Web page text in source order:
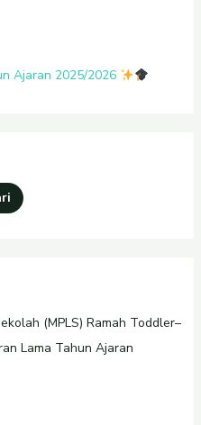
Ajaran 2025/2026
(MPLS) Ramah Toddler–
Lama Tahun Ajaran